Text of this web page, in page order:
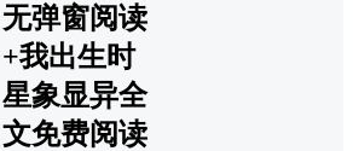
无弹窗阅读
+我出生时
星象显异全
文免费阅读